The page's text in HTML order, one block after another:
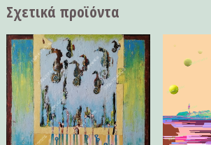
Σχετικά προϊόντα